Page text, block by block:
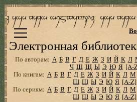
Электронная
По авторам: А Б В Г Д Е Ж З И Й К Л
Ч Ш Щ Ы Э Ю Я [A-
По книгам: А Б В Г Д Е Ж З И Й К Л М
Ш Щ Ы Э Ю Я [A-Z]
По сериям: А Б В Г Д Е Ж З И Й К Л М
Ш Щ Ы Э Ю Я [A-Z]